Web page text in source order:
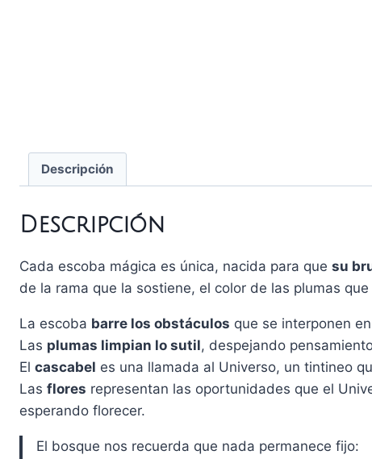
Descripción
Descripción
Cada escoba mágica es única, nacida para que su
de la rama que la sostiene, el color de las plumas
La escoba barre los obstáculos que se interponen
Las plumas limpian lo sutil, despejando
El cascabel es una llamada al Universo, un tintineo
Las flores representan las oportunidades que el
esperando florecer.
El bosque nos recuerda que nada permanece fijo: